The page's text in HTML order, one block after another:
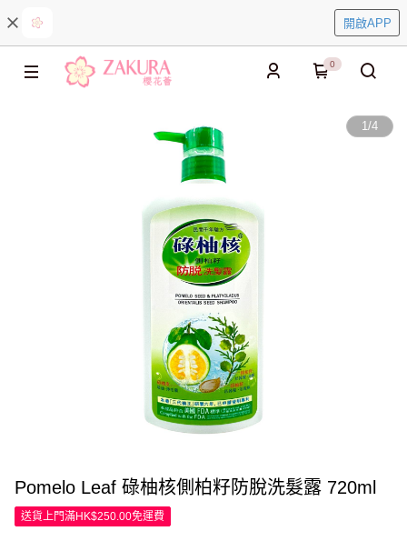
開啟APP
0
1/4
Pomelo Leaf 碌柚核側柏籽防脫洗髮露 720ml
送貨上門滿HK$250.00免運費